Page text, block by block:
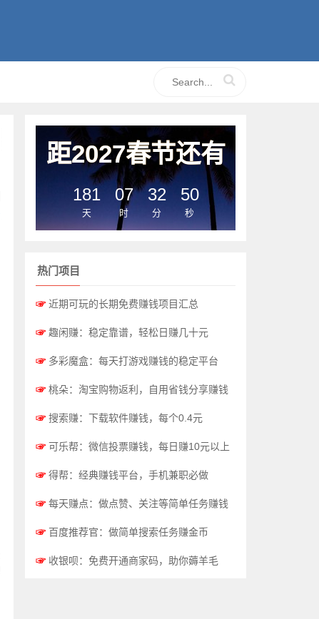
距2027春节还有
181
天
07
时
32
分
50
秒
热门项目
☞ 近期可玩的长期免费赚钱项目汇总
☞ 趣闲赚：稳定靠谱，轻松日赚几十元
☞ 多彩魔盒：每天打游戏赚钱的稳定平台
☞ 桃朵：淘宝购物返利，自用省钱分享赚钱
☞ 搜索赚：下载软件赚钱，每个0.4元
☞ 可乐帮：微信投票赚钱，每日赚10元以上
☞ 得帮：经典赚钱平台，手机兼职必做
☞ 每天赚点：做点赞、关注等简单任务赚钱
☞ 百度推荐官：做简单搜索任务赚金币
☞ 收银呗：免费开通商家码，助你薅羊毛